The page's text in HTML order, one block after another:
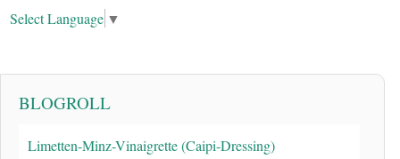
Select Language ▼
BLOGROLL
Limetten-Minz-Vinaigrette (Caipi-Dressing)